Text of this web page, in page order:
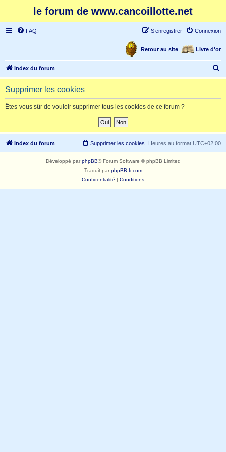
le forum de www.cancoillotte.net
FAQ Connexion
S’enregistrer
Livre d'or
Retour au site
Index du forum
e
h
Supprimer les cookies
Êtes-vous sûr de vouloir supprimer tous les cookies de ce forum ?
Index du forum Heures au format UTC+02:00
Supprimer les cookies
Développé parphpBB® Forum Software © phpBB Limited
Traduit parphpBB-fr.com
Confidentialité | Conditions